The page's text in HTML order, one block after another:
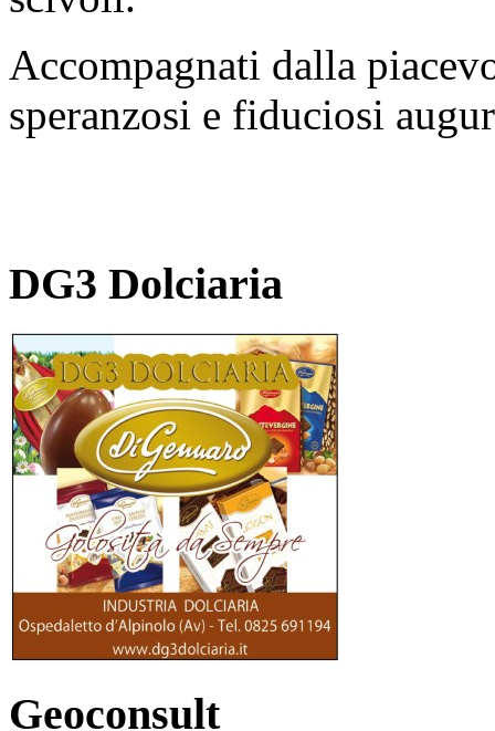
Accompagnati dalla
speranzosi e fiduciosi
DG3 Dolciaria
Geoconsult